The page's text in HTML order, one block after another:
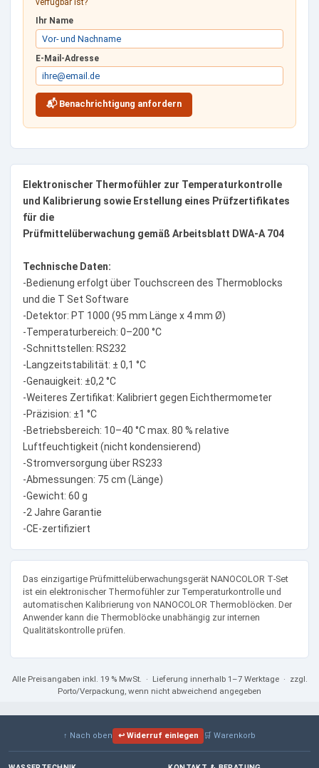
verfügbar ist?
Ihr Name
E-Mail-Adresse
📬 Benachrichtigung anfordern
Elektronischer Thermofühler zur Temperaturkontrolle
und Kalibrierung sowie Erstellung eines Prüfzertifikates
für die
Prüfmittelüberwachung gemäß Arbeitsblatt DWA-A 704
Technische Daten:
-Bedienung erfolgt über Touchscreen des Thermoblocks
und die T Set Software
-Detektor: PT 1000 (95 mm Länge x 4 mm Ø)
-Temperaturbereich: 0–200 °C
-Schnittstellen: RS232
-Langzeitstabilität: ± 0,1 °C
-Genauigkeit: ±0,2 °C
-Weiteres Zertifikat: Kalibriert gegen Eichthermometer
-Präzision: ±1 °C
-Betriebsbereich: 10–40 °C max. 80 % relative
Luftfeuchtigkeit (nicht kondensierend)
-Stromversorgung über RS233
-Abmessungen: 75 cm (Länge)
-Gewicht: 60 g
-2 Jahre Garantie
-CE-zertifiziert
Das einzigartige Prüfmittelüberwachungsgerät NANOCOLOR T‑Set
ist ein elektronischer Thermofühler zur Temperaturkontrolle und
automatischen Kalibrierung von NANOCOLOR Thermoblöcken. Der
Anwender kann die Thermoblöcke unabhängig zur internen
Qualitätskontrolle prüfen.
Alle Preisangaben inkl. 19 % MwSt. · Lieferung innerhalb 1–7 Werktage · zzgl.
Porto/Verpackung, wenn nicht abweichend angegeben
↑ Nach oben ↩ Widerruf einlegen 🛒 Warenkorb